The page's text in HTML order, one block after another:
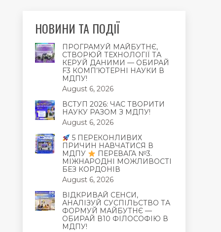
НОВИНИ ТА ПОДІЇ
ПРОГРАМУЙ МАЙБУТНЄ,
СТВОРЮЙ ТЕХНОЛОГІЇ ТА
КЕРУЙ ДАНИМИ — ОБИРАЙ
F3 КОМП’ЮТЕРНІ НАУКИ В
МДПУ!
August 6, 2026
ВСТУП 2026: ЧАС ТВОРИТИ
НАУКУ РАЗОМ З МДПУ!
August 6, 2026
5 ПЕРЕКОНЛИВИХ
ПРИЧИН НАВЧАТИСЯ В
МДПУ
ПЕРЕВАГА №3.
МІЖНАРОДНІ МОЖЛИВОСТІ
БЕЗ КОРДОНІВ
August 6, 2026
ВІДКРИВАЙ СЕНСИ,
АНАЛІЗУЙ СУСПІЛЬСТВО ТА
ФОРМУЙ МАЙБУТНЄ —
ОБИРАЙ В10 ФІЛОСОФІЮ В
МДПУ!